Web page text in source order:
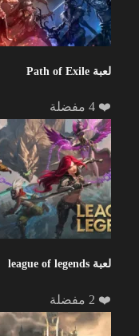
لعبة Path of Exile
❤️ 4 مفضلة
لعبة league of legends
❤️ 2 مفضلة